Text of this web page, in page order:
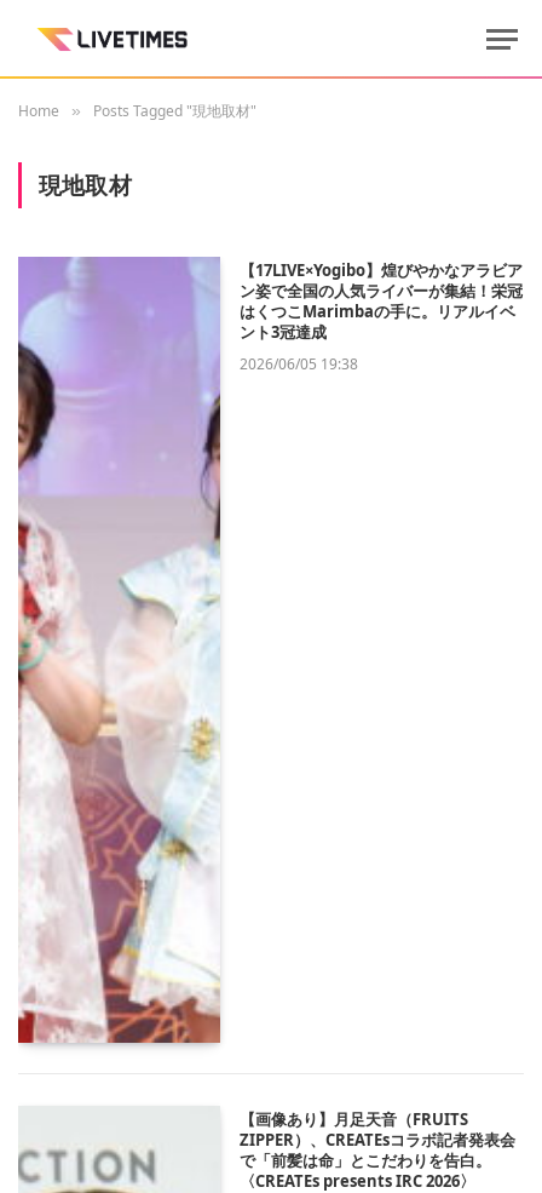
Home » Posts Tagged "現地取材"
現地取材
【17LIVE×Yogibo】煌びやかなアラビア
ン姿で全国の人気ライバーが集結！栄冠
はくつこMarimbaの手に。リアルイベ
ント3冠達成
2026/06/05 19:38
【画像あり】月足天音（FRUITS
ZIPPER）、CREATEsコラボ記者発表会
で「前髪は命」とこだわりを告白。
〈CREATEs presents IRC 2026〉